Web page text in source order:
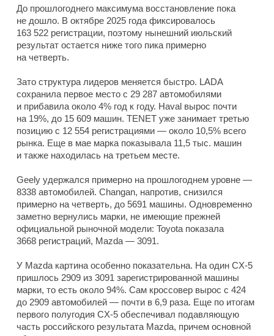
До прошлогоднего максимума восстановление пока
не дошло. В октябре 2025 года фиксировалось
163 522 регистрации, поэтому нынешний июльский
результат остается ниже того пика примерно
на четверть.
Зато структура лидеров меняется быстро. LADA
сохранила первое место с 29 287 автомобилями
и прибавила около 4% год к году. Haval вырос почти
на 19%, до 15 609 машин. TENET уже занимает третью
позицию с 12 554 регистрациями — около 10,5% всего
рынка. Еще в мае марка показывала 11,5 тыс. машин
и также находилась на третьем месте.
Geely удержался примерно на прошлогоднем уровне —
8338 автомобилей. Changan, напротив, снизился
примерно на четверть, до 5691 машины. Одновременно
заметно вернулись марки, не имеющие прежней
официальной рыночной модели: Toyota показала
3668 регистраций, Mazda — 3091.
У Mazda картина особенно показательна. На один CX-5
пришлось 2909 из 3091 зарегистрированной машины
марки, то есть около 94%. Сам кроссовер вырос с 424
до 2909 автомобилей — почти в 6,9 раза. Еще по итогам
первого полугодия CX-5 обеспечивал подавляющую
часть российского результата Mazda, причем основной